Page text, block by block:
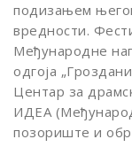
подизањем
вредности.
Међународне
одгоја
Центар за
ИДЕА
позориште и